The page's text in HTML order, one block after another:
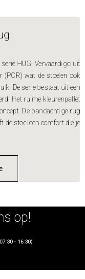
HUG. Vervaardigd uit
(PCR) wat de stoelen ook
De serie bestaat uit een
Het ruime kleurenpallet
De bandachtige rug
de stoel een comfort die je
op!
- 16:30)